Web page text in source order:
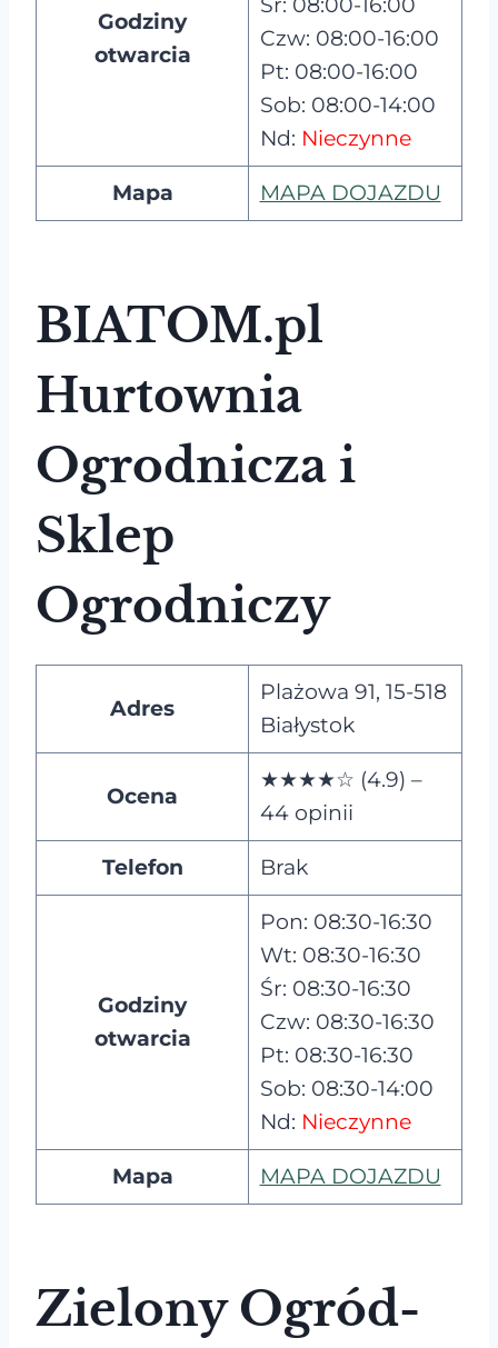
Godziny
otwarcia
Czw: 08:00-16:00
Pt: 08:00-16:00
Sob: 08:00-14:00
Nd: Nieczynne
Mapa MAPA DOJAZDU
BIATOM.pl
Hurtownia
Ogrodnicza i
Sklep
Ogrodniczy
Adres
Plażowa 91, 15-518
Białystok
Ocena
★★★★☆ (4.9) –
44 opinii
Telefon Brak
Godziny
otwarcia
Pon: 08:30-16:30
Wt: 08:30-16:30
Śr: 08:30-16:30
Czw: 08:30-16:30
Pt: 08:30-16:30
Sob: 08:30-14:00
Nd: Nieczynne
Mapa MAPA DOJAZDU
Zielony Ogród-